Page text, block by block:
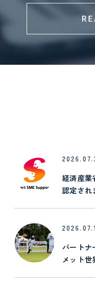
経済産業
認定され
パートナ
メット